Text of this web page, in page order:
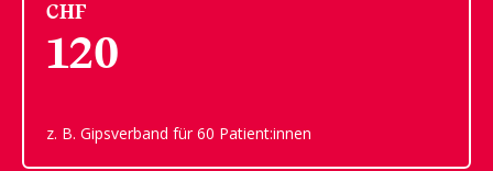
CHF
120
z. B. Gipsverband für 60 Patient:innen